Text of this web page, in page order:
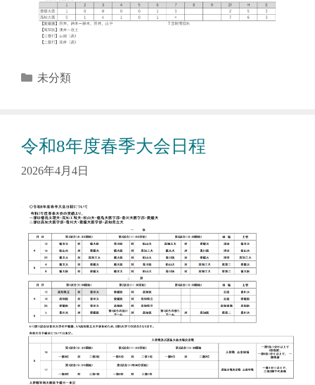
カ
ー
未分類
令和8年度春季大会日程
2026年4月4日